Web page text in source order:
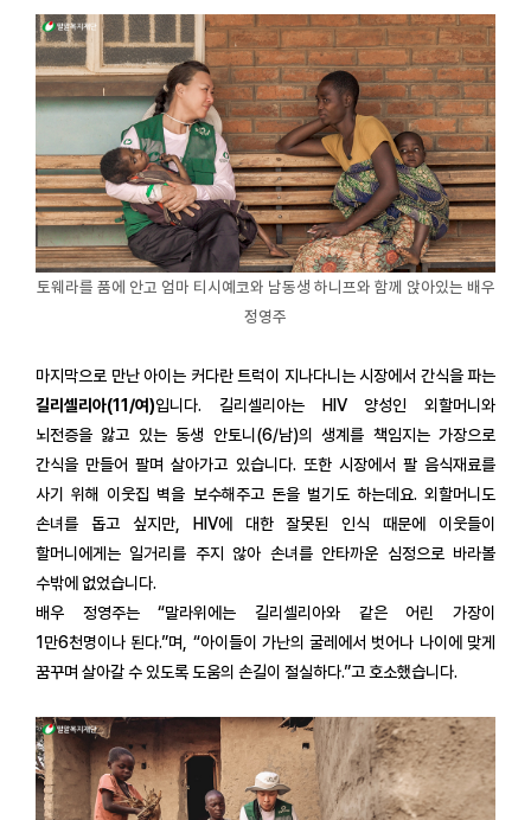
토웨라를 품에 안고 엄마 티시예코와 남동생 하니프와 함께 앉아있는 배우
정영주
마지막으로 만난 아이는 커다란 트럭이 지나다니는 시장에서 간식을 파는
길리셀리아(11/여)입니다. 길리셀리아는 HIV 양성인 외할머니와
뇌전증을 앓고 있는 동생 안토니(6/남)의 생계를 책임지는 가장으로
간식을 만들어 팔며 살아가고 있습니다. 또한 시장에서 팔 음식재료를
사기 위해 이웃집 벽을 보수해주고 돈을 벌기도 하는데요. 외할머니도
손녀를 돕고 싶지만, HIV에 대한 잘못된 인식 때문에 이웃들이
할머니에게는 일거리를 주지 않아 손녀를 안타까운 심정으로 바라볼
수밖에 없었습니다.
배우 정영주는 “말라위에는 길리셀리아와 같은 어린 가장이
1만6천명이나 된다.”며, “아이들이 가난의 굴레에서 벗어나 나이에 맞게
꿈꾸며 살아갈 수 있도록 도움의 손길이 절실하다.”고 호소했습니다.